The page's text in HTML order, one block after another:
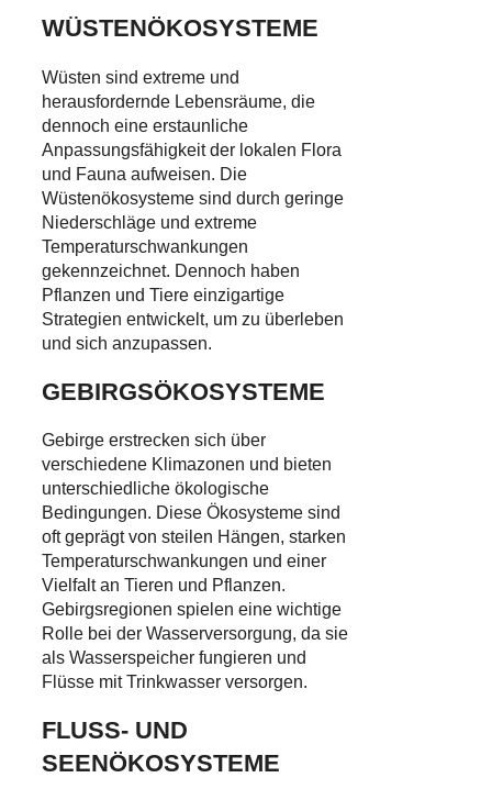
WÜSTENÖKOSYSTEME
Wüsten sind extreme und
herausfordernde Lebensräume, die
dennoch eine erstaunliche
Anpassungsfähigkeit der lokalen Flora
und Fauna aufweisen. Die
Wüstenökosysteme sind durch geringe
Niederschläge und extreme
Temperaturschwankungen
gekennzeichnet. Dennoch haben
Pflanzen und Tiere einzigartige
Strategien entwickelt, um zu überleben
und sich anzupassen.
GEBIRGSÖKOSYSTEME
Gebirge erstrecken sich über
verschiedene Klimazonen und bieten
unterschiedliche ökologische
Bedingungen. Diese Ökosysteme sind
oft geprägt von steilen Hängen, starken
Temperaturschwankungen und einer
Vielfalt an Tieren und Pflanzen.
Gebirgsregionen spielen eine wichtige
Rolle bei der Wasserversorgung, da sie
als Wasserspeicher fungieren und
Flüsse mit Trinkwasser versorgen.
FLUSS- UND
SEENÖKOSYSTEME